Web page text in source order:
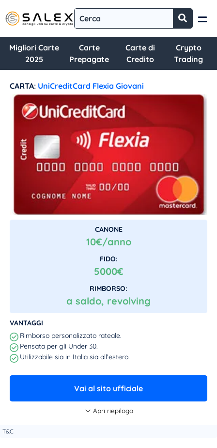
Migliori Carte
2025
Carte
Prepagate
Carte di
Credito
Crypto
Trading
CARTA: UniCreditCard Flexia Giovani
CANONE
10€/anno
FIDO:
5000€
RIMBORSO:
a saldo, revolving
VANTAGGI
Rimborso personalizzato rateale.
Pensata per gli Under 30.
Utilizzabile sia in Italia sia all'estero.
Vai al sito ufficiale
Apri riepilogo
INFORMAZIONI
T&C